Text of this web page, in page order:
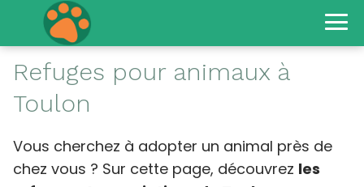
Refuges pour animaux à
Toulon
Vous cherchez à adopter un animal près de
chez vous ? Sur cette page, découvrez les